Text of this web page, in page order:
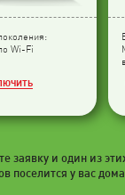
Wi-Fi
заявку и один из
поселится у вас